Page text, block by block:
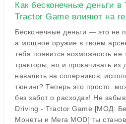
Как бесконечные деньги
Tractor Game влияют на
Бесконечные деньги — это не
а мощное оружие в твоем
тебя появится возможность не
тракторы, но и прокачивать
навалить на соперников,
тюнинг? Теперь это просто:
без забот о расходах! Не
Driving - Tractor Game [МОД:
Монеты и Мега MOD] ты